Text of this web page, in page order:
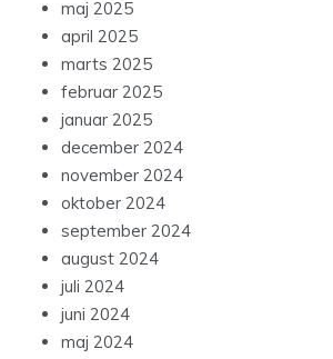
maj 2025
april 2025
marts 2025
februar 2025
januar 2025
december 2024
november 2024
oktober 2024
september 2024
august 2024
juli 2024
juni 2024
maj 2024